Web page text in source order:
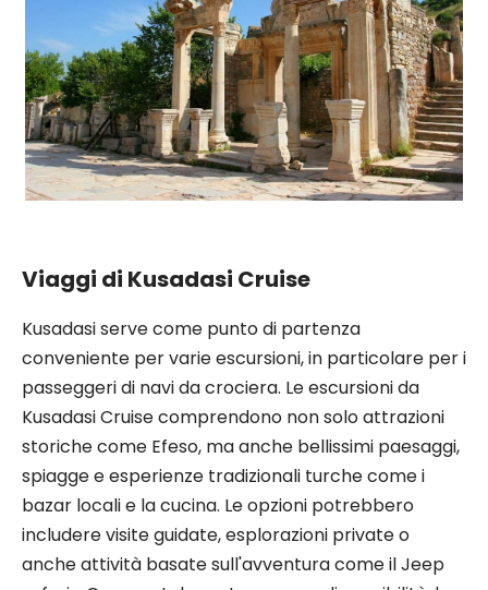
Viaggi di Kusadasi Cruise
Kusadasi serve come punto di partenza
conveniente per varie escursioni, in particolare per i
passeggeri di navi da crociera. Le escursioni da
Kusadasi Cruise comprendono non solo attrazioni
storiche come Efeso, ma anche bellissimi paesaggi,
spiagge e esperienze tradizionali turche come i
bazar locali e la cucina. Le opzioni potrebbero
includere visite guidate, esplorazioni private o
anche attività basate sull'avventura come il Jeep